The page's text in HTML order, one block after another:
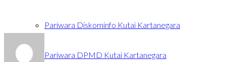
Pariwara Diskominfo Kutai Kartanegara
Pariwara DPMD Kutai Kartanegara